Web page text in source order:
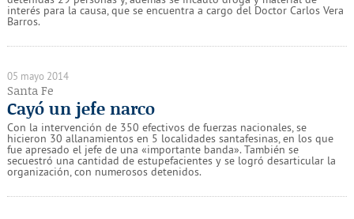
interés para la causa, que se encuentra a cargo del Doctor Carlos Vera
Barros.
05 mayo 2014
Santa Fe
Cayó un jefe narco
Con la intervención de 350 efectivos de fuerzas nacionales, se
hicieron 30 allanamientos en 5 localidades santafesinas, en los que
fue apresado el jefe de una «importante banda». También se
secuestró una cantidad de estupefacientes y se logró desarticular la
organización, con numerosos detenidos.